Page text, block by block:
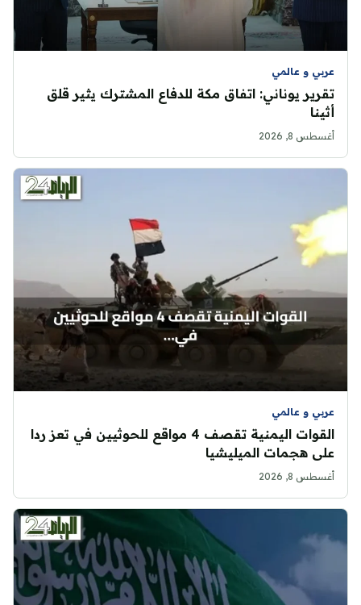
عربي و عالمي
تقرير يوناني: اتفاق مكة للدفاع المشترك يثير قلق
أثينا
أغسطس 8, 2026
عربي و عالمي
القوات اليمنية تقصف 4 مواقع للحوثيين في تعز ردا
على هجمات الميليشيا
أغسطس 8, 2026